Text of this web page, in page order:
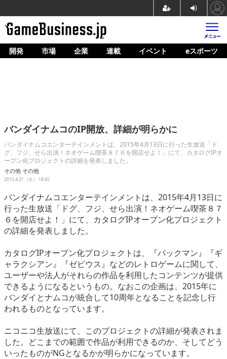
ホーム
企業動向
人材育成
産業政策
連載
イベント/セミナー
eスポーツ
開発 市場 企業 連載 イベント eスポーツ
バンダイナムコのIP開放、詳細が明らかに
バンダイナムコエンターテインメントは、2015年4月13日に行った生放送「ド
グ、フジ、せら出演！ネオゲーム喫茶８７６を開店せよ！」にて、カタログIPオ
ープン化プロジェクトの詳細を発表しました。
その他 その他
2015.4.21（火） 18:45
バンダイナムコエンターテインメントは、2015年4月13日に
行った生放送「ドグ、フジ、せら出演！ネオゲーム喫茶８７
６を開店せよ！」にて、カタログIPオープン化プロジェクト
の詳細を発表しました。
カタログIPオープン化プロジェクトは、『パックマン』『ギ
ャラクシアン』『ゼビウス』などのレトロゲームに関して、
ユーザーや法人がそれらの作品を利用したコンテンツが提供
できるようになるというもの。なおこの企画は、2015年に
バンダイとナムコが統合して10周年となることを記念し行
われるものとなっています。
ニコニコ生放送にて、このプロジェクトの詳細が発表されま
した。どこまでの範囲で作品が利用できるのか、そしてどう
いったものがNGとなるかが明らかになっています。